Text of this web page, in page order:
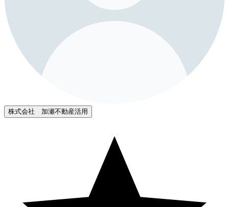
株式会社 加瀬不動産活用